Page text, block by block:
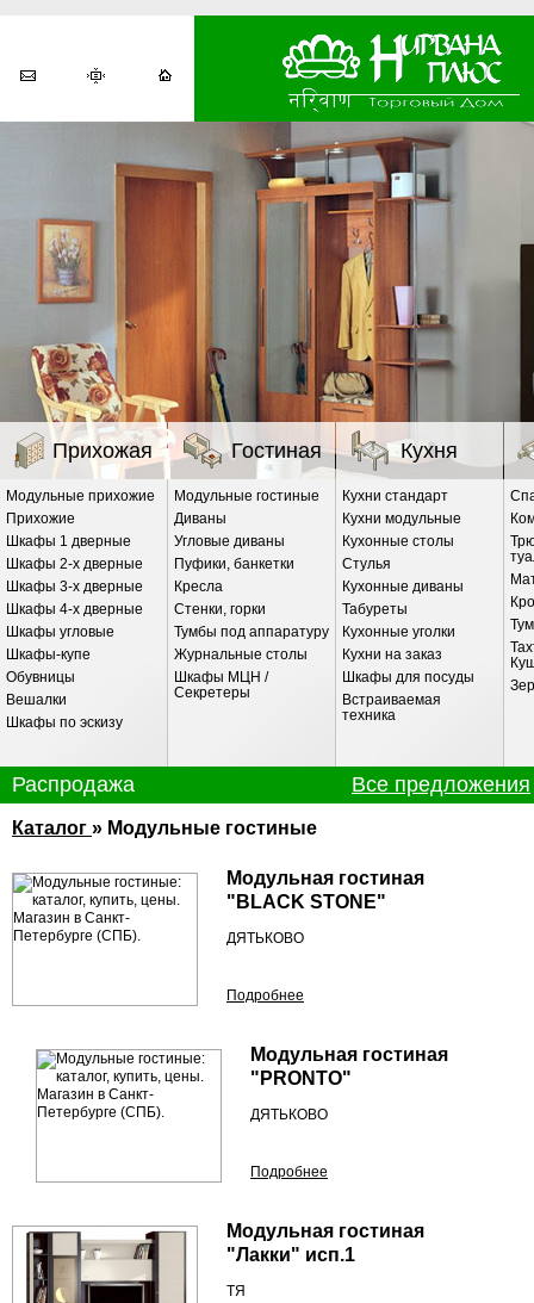
Прихожая Гостиная Кухня
Модульные прихожие
Прихожие
Шкафы 1 дверные
Шкафы 2-х дверные
Шкафы 3-х дверные
Шкафы 4-х дверные
Шкафы угловые
Шкафы-купе
Обувницы
Вешалки
Шкафы по эскизу
Модульные гостиные
Диваны
Угловые диваны
Пуфики, банкетки
Кресла
Стенки, горки
Тумбы под аппаратуру
Журнальные столы
Шкафы МЦН /
Секретеры
Кухни стандарт
Кухни модульные
Кухонные столы
Стулья
Кухонные диваны
Табуреты
Кухонные уголки
Кухни на заказ
Шкафы для посуды
Встраиваемая
техника
Распродажа Все предложения
Каталог » Модульные гостиные
Модульная гостиная
"BLACK STONE"
ДЯТЬКОВО
Подробнее
Модульная гостиная
"PRONTO"
ДЯТЬКОВО
Подробнее
Модульная гостиная
"Лакки" исп.1
ТЯ